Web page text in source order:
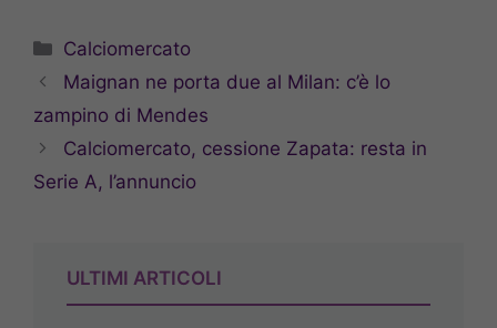
Categorie
Calciomercato
Maignan ne porta due al Milan: c’è lo
zampino di Mendes
Calciomercato, cessione Zapata: resta in
Serie A, l’annuncio
ULTIMI ARTICOLI